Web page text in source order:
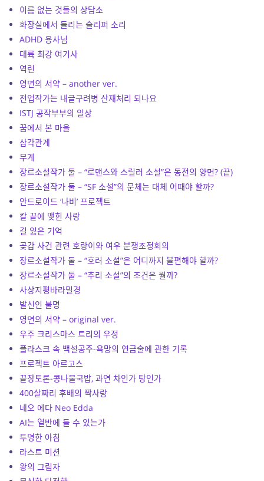
이름 없는 것들의 상담소
화장실에서 들리는 슬리퍼 소리
ADHD 용사님
대륙 최강 여기사
역린
영면의 서약 – another ver.
전업작가는 내글구려병 산재처리 되나요
ISTJ 공작부부의 일상
꿈에서 본 마을
삼각관계
무게
장르소설작가 둘 – “로맨스와 스릴러 소설”은 동전의 양면? (끝)
장르소설작가 둘 – “SF 소설”의 문체는 대체 어때야 할까?
안드로이드 ‘나비’ 프로젝트
칼 끝에 맺힌 사랑
길 잃은 기억
곶감 사건 관련 호랑이와 여우 분쟁조정회의
장르소설작가 둘 – “호러 소설”은 어디까지 불편해야 할까?
장르소설작가 둘 – “추리 소설”의 조건은 뭘까?
사상지평바라밀경
발신인 불명
영면의 서약 – original ver.
우주 크리스마스 트리의 우정
플라스크 속 백설공주-욕망의 연금술에 관한 기록
프로젝트 아르고스
끝장토론-콩나물국밥, 과연 차인가 탕인가
400살짜리 후배의 짝사랑
네오 에다 Neo Edda
AI는 열반에 들 수 있는가
투명한 아침
라스트 미션
왕의 그림자